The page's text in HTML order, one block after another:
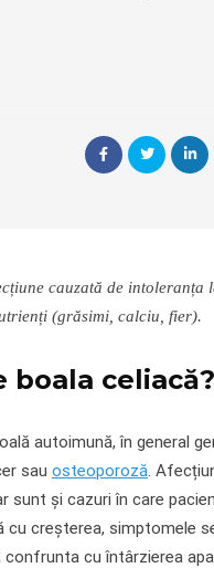
cauzată de
(grăsimi, calciu, fier).
boala celiacă?
autoimună, în general
sau osteoporoză.
sunt și cazuri în care
cu creșterea, simptomele
cu întârzierea